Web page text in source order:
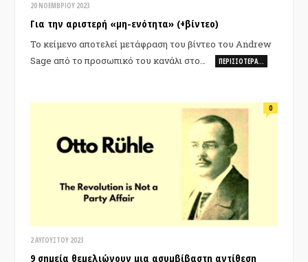
20 ΝΟΕΜΒΡΊΟΥ 2023
Για την αριστερή «μη-ενότητα» (+βίντεο)
Το κείμενο αποτελεί μετάφραση του βίντεο του Andrew
Sage από το προσωπικό του κανάλι στο…
ΠΕΡΙΣΣΌΤΕΡΑ…
2 ΑΥΓΟΎΣΤΟΥ 2023
0
9 σημεία θεμελιώνουν μια ασυμβίβαστη αντίθεση